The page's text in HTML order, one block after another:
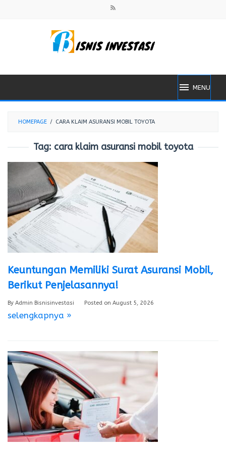
MENU
HOMEPAGE / CARA KLAIM ASURANSI MOBIL TOYOTA
Tag: cara klaim asuransi mobil toyota
Keuntungan Memiliki Surat Asuransi Mobil,
Berikut Penjelasannya!
By Admin Bisnisinvestasi Posted on August 5, 2026
selengkapnya »